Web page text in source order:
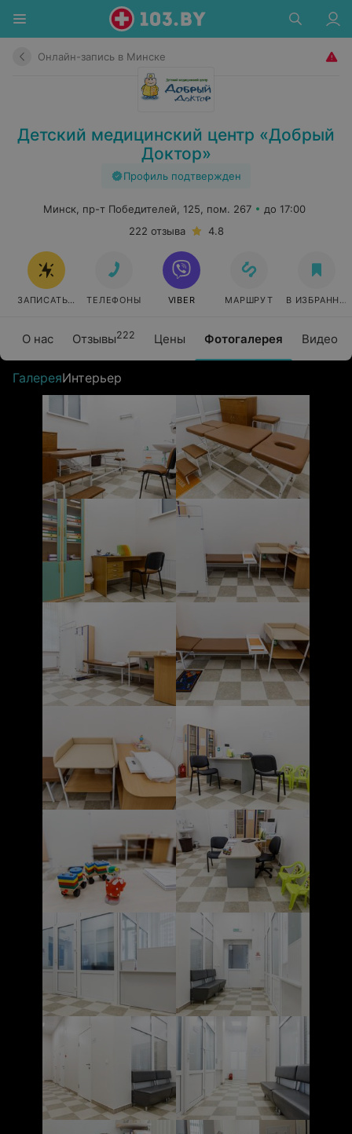
Онлайн-запись в Минске
Детский медицинский центр «Добрый
Доктор»
Профиль подтвержден
О нас Отзывы222 Цены Фотогалерея Видео
Минск, пр-т Победителей, 125, пом. 267
до 17:00
222 отзыва
4.8
ЗАПИСАТЬСЯ ОНЛАЙН
ТЕЛЕФОНЫ VIBER МАРШРУТ В ИЗБРАННОЕ
ГалереяИнтерьер